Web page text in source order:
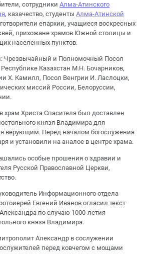
сотрудники Алма-Атинского
, казачество, студенты Алма-Атинской
епархии, учащиеся воскресных
прихожане храмов Южной столицы и
населенных пунктов.
Чрезвычайный и Полномочный Посол
Казахстан М.Н. Бочарников,
Х. Камилл, Посол Венгрии И. Ласлоцки,
миссий России, Белоруссии,
храм Христа Спасителя был доставлен
князя Владимира для
верующим. Перед началом богослужения
и установили на аналое в центре храма.
особые прошения о здравии и
Русской Православной Церкви,
Информационного отдела
Евгений Иванов огласил текст
по случаю 1000-летия
князя Владимира.
Александр в сослужении
перед ковчегом с мощами